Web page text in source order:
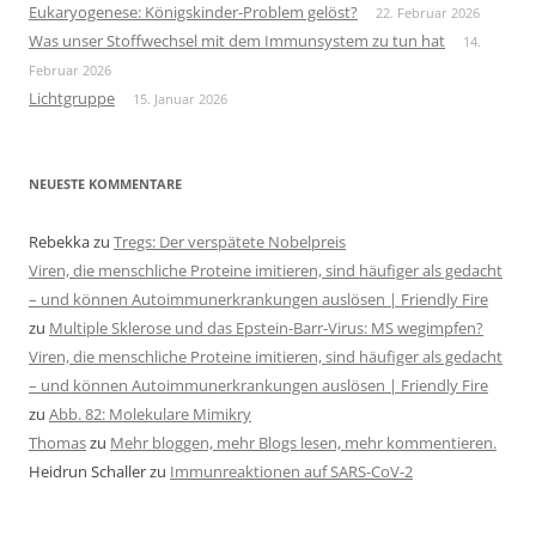
Eukaryogenese: Königskinder-Problem gelöst? 22. Februar 2026
Was unser Stoffwechsel mit dem Immunsystem zu tun hat
14.
Februar 2026
Lichtgruppe 15. Januar 2026
NEUESTE KOMMENTARE
Rebekkazu Tregs: Der verspätete Nobelpreis
Viren, die menschliche Proteine imitieren, sind häufiger als gedacht
– und können Autoimmunerkrankungen auslösen | Friendly Fire
zu Multiple Sklerose und das Epstein-Barr-Virus: MS wegimpfen?
Viren, die menschliche Proteine imitieren, sind häufiger als gedacht
– und können Autoimmunerkrankungen auslösen | Friendly Fire
zu Abb. 82: Molekulare Mimikry
Thomaszu Mehr bloggen, mehr Blogs lesen, mehr kommentieren.
Heidrun Schallerzu Immunreaktionen auf SARS-CoV-2